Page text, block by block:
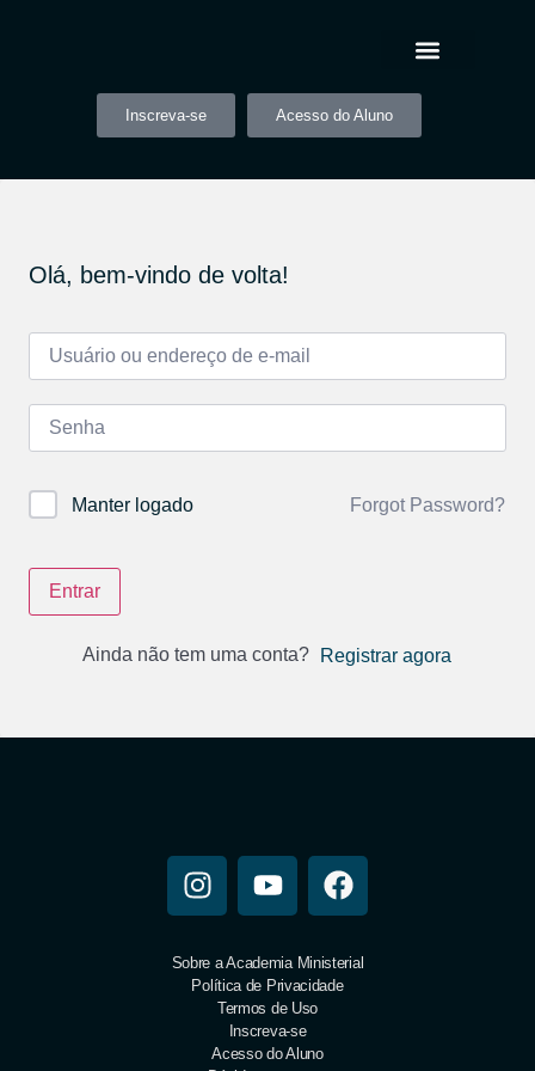
Inscreva-se Acesso do Aluno
Olá, bem-vindo de volta!
Manter logado Forgot Password?
Entrar
Ainda não tem uma conta? Registrar agora
Sobre a Academia Ministerial
Política de Privacidade
Termos de Uso
Inscreva-se
Acesso do Aluno